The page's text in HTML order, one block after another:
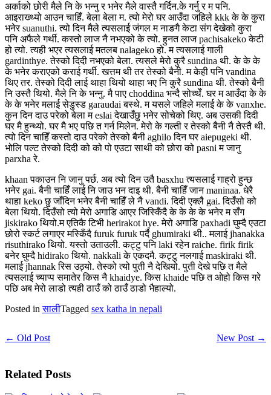
अर्काको छोरी मैले नि के भन्नु र भनेर मैले वास्तै गर्दिन.के गर्नु र म पनि.
आइराख्थ्यो आउन चाहिँ. बेला बेला म. त्यो मेरो घर आउँदा जहिले kkk के के कुरा
भनेर suanuthi. त्यो दिन मैले त्यसलाई जंगल म नाङगै केटा संग देखेको कुरा
पनि अफैले गर्थी. कस्तो लाज नै नभएको के त्यो. हुनत लाज pachisakeko केटी
हो त्यो. त्यही भएर त्यसलाई मतलब nalageko हो. म त्यसलाई गाली
gardinthye. तेस्को दिदी नभएको बेला. त्यसले मेरो कुरै sundina थी. के के के
के भनेर कराएको कराई गर्थी. खत्तम थी तर तेस्को बैनी. म केही पनि vandina
थिए तर. तेस्को दिदी लाई थाहा थियो थाहा भए नि कुरै sundina थी. तेस्को बैनी
नि उस्तै थियो. मैले नि के भन्नु. मै पाए choddina भन्दै सोच्थेँ. घर म आउँदा के के
के के भनेर मलाई सेडुस्ड garaudai बस्थे. म यसले जहिले मलाई के के vanxhe.
कुन दिन दाउ परेको बेला म eslai देखाउँछु भनेर सोचेको थिए. अब उसकी दिदी
घर मै हुन्थ्यो. घर मै भए पछि त गर्न मिलेन. मेरो के गल्ती र तेस्को बैनी नै तेस्तै थी.
त्यो दिन चाहिँ कस्तो दाउ परेको तेस्को बैनी aghilo दिन घर aiepugeki थी.
भोलि पल्ट तेस्को दिदी को को पो एउटा साथी को छोरा को pasni म जानु
parxha रे.
khaan पकाउन नि जानु पर्छ. अब त्यो दिन उतै basxhu त्यसलाई गाह्रो हुन्छ
भनेर gai. बैनी चाहिँ लाई नि जाउ भन दाइ थी. बैनी चाहिँ जान maninaa. धेरै
थाहा keko छु जाँदिन भनेर बैनी चाहिँ ले नै vandi. दिदी एक्लै gai. दिउँसो को
बेला थियो. दिउँसो त्यो मेरो अगाडि आएर जिस्किँदै के के के के भनेर म सँग
jiskirako थियो.म एतिकै टिभी herirakot hye. मेरो अगाडि paxhadi घुम्दै एउटा
छोरो स्कर्ट लगाएर मस्किँदै furuk furuk पर्दै ghumiraki थी.. मलाई jhanakka
risuthirako थियो. यस्तो उताउली. कट्टु पनि laki रहेन raiche. firik firik
बनेर घुम्दै hidirako थियो. nakkali के एकदमै. कट्टु नलगाई maskiraki थी.
मलाई jhannak रिस उठ्यो. तेस्को त्यो पुती नै देखियो. पुती देखे पछि त मैले
त्यसलाई च्याप्प समातेर किस नै khaidye. किस khaide पछि त ओहो किस गरे
पछि अब मेरो लाडो त्यही ठाउँ को ठाउँ ठाडो भैहाल्यो.
Posted inसालीTagged sex katha in nepali
← Old Post New Post →
Related Posts